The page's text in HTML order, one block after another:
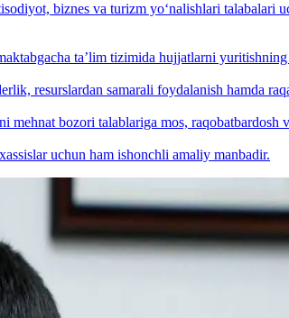
biznes va turizm yo‘nalishlari talabalari
ta’lim tizimida hujjatlarni
resurslardan samarali foydalanish hamda
bozori talablariga mos,
uchun ham ishonchli amaliy manbadir.